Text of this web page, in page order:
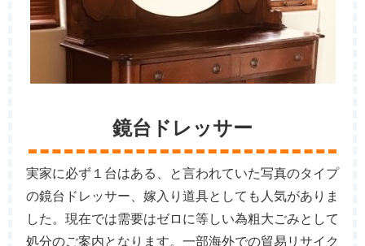
鏡台ドレッサー
実家に必ず１台はある、と言われていた写真のタイプ
の鏡台ドレッサー、嫁入り道具としても人気がありま
した。現在では需要はゼロに等しい為粗大ごみとして
処分のご案内となります。一部海外での貿易リサイク